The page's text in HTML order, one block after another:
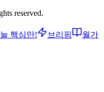
reserved.
핵심만! 브리핑
월가